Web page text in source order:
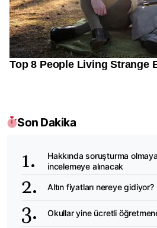
Son Dakika
Hakkında soruşturma
incelemeye alınacak
Altın fiyatları nereye gidiyor?
Okullar yine ücretli